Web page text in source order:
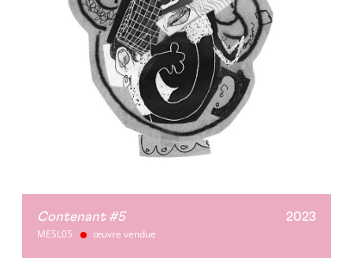
Contenant #5
2023
MESL05
œuvre vendue